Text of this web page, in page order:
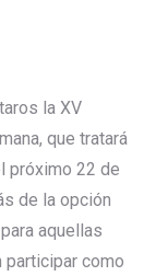
la XV
que tratará
próximo 22 de
de la opción
aquellas
participar como